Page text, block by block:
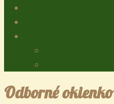
Odborné okienko